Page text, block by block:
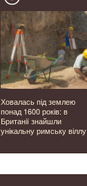
Ховалась під землею
понад 1600 років: в
Британії знайшли
унікальну римську віллу